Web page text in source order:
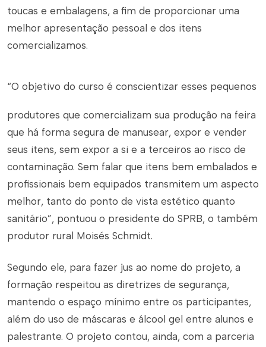
toucas e embalagens, a fim de proporcionar uma
melhor apresentação pessoal e dos itens
comercializamos.
“O objetivo do curso é conscientizar esses pequenos
produtores que comercializam sua produção na feira
que há forma segura de manusear, expor e vender
seus itens, sem expor a si e a terceiros ao risco de
contaminação. Sem falar que itens bem embalados e
profissionais bem equipados transmitem um aspecto
melhor, tanto do ponto de vista estético quanto
sanitário”, pontuou o presidente do SPRB, o também
produtor rural Moisés Schmidt.
Segundo ele, para fazer jus ao nome do projeto, a
formação respeitou as diretrizes de segurança,
mantendo o espaço mínimo entre os participantes,
além do uso de máscaras e álcool gel entre alunos e
palestrante. O projeto contou, ainda, com a parceria